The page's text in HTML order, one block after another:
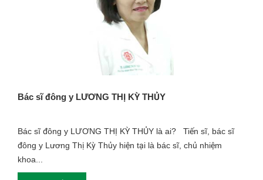
Bác sĩ đông y LƯƠNG THỊ KỲ THỦY
Bác sĩ đông y LƯƠNG THỊ KỲ THỦY là ai? Tiến sĩ, bác sĩ
đông y Lương Thị Kỳ Thủy hiện tại là bác sĩ, chủ nhiệm
khoa...